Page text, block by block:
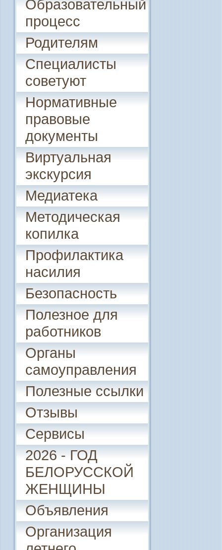
Образовательный
процесс
Родителям
Специалисты
советуют
Нормативные
правовые
документы
Виртуальная
экскурсия
Медиатека
Методическая
копилка
Профилактика
насилия
Безопасность
Полезное для
работников
Органы
самоуправления
Полезные ссылки
Отзывы
Сервисы
2026 - ГОД
БЕЛОРУССКОЙ
ЖЕНЩИНЫ
Объявления
Организация